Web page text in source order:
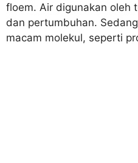
floem. Air digunakan oleh
dan pertumbuhan.
macam molekul, seperti